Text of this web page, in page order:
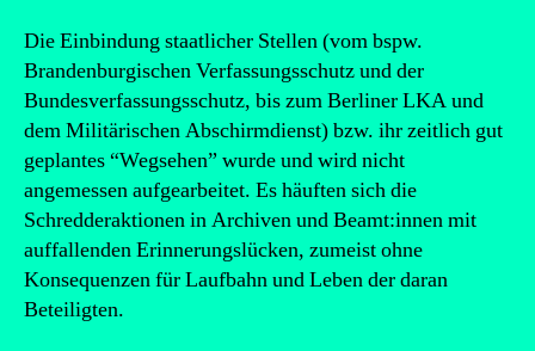
Die Einbindung staatlicher Stellen (vom bspw.
Brandenburgischen Verfassungsschutz und der
Bundesverfassungsschutz, bis zum Berliner LKA und
dem Militärischen Abschirmdienst) bzw. ihr zeitlich gut
geplantes “Wegsehen” wurde und wird nicht
angemessen aufgearbeitet. Es häuften sich die
Schredderaktionen in Archiven und Beamt:innen mit
auffallenden Erinnerungslücken, zumeist ohne
Konsequenzen für Laufbahn und Leben der daran
Beteiligten.